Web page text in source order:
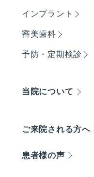
インプラント
審美歯科
予防・定期検診
当院について
ご来院される方へ
患者様の声